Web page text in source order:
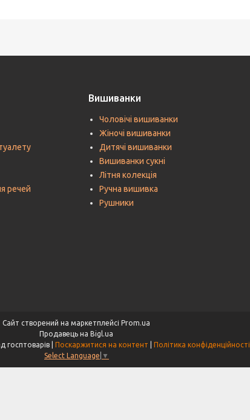
речей
Вишиванки
Чоловічі вишиванки
Жіночі вишиванки
Дитячі вишиванки
Вишиванки сукні
Літня колекція
Ручна вишивка
Рушники
Сайт створений на маркетплейсі Prom.ua
Продавець на Bigl.ua
Поскаржитися на контент
Політика конфіденційності
Select Language ▼